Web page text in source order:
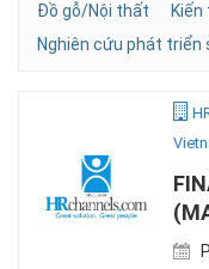
Đồ gỗ/Nội thất
Nghiên cứu phát triển